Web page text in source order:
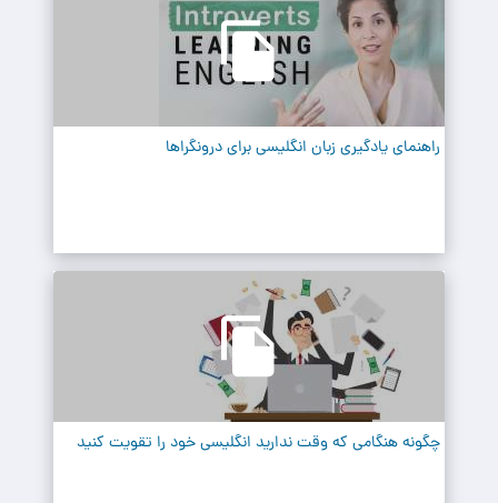
راهنمای یادگیری زبان انگلیسی برای درونگراها
چگونه هنگامی که وقت ندارید انگلیسی خود را تقویت کنید